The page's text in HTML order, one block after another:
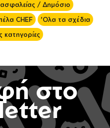
/ Δημόσιο
CHEF
'Ολα τα σχέδια
κατηγορίες
στο